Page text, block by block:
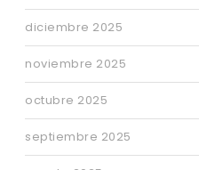
diciembre 2025
noviembre 2025
octubre 2025
septiembre 2025